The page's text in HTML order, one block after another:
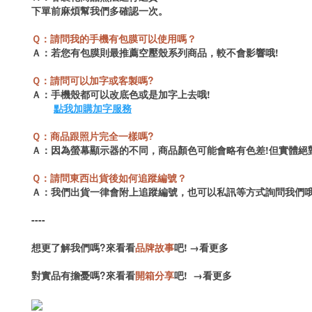
下單前麻煩幫我們多確認一次。
Ｑ：請問我的手機有包膜可以使用嗎？
Ａ：若您有包膜則最推薦空壓殼系列商品，較不會影響哦!
Ｑ：請問可以加字或客製嗎?
Ａ：手機殼都可以改底色或是加字上去哦!
點我加購加字服務
Ｑ：商品跟照片完全一樣嗎?
Ａ：因為螢幕顯示器的不同，商品顏色可能會略有色差!但實體絕
Ｑ：請問東西出貨後如何追蹤編號？
Ａ：我們出貨一律會附上追蹤編號，也可以私訊等方式詢問我們
----
想更了解我們嗎?來看看品牌故事吧! →看更多
對實品有擔憂嗎?來看看開箱分享吧! →看更多